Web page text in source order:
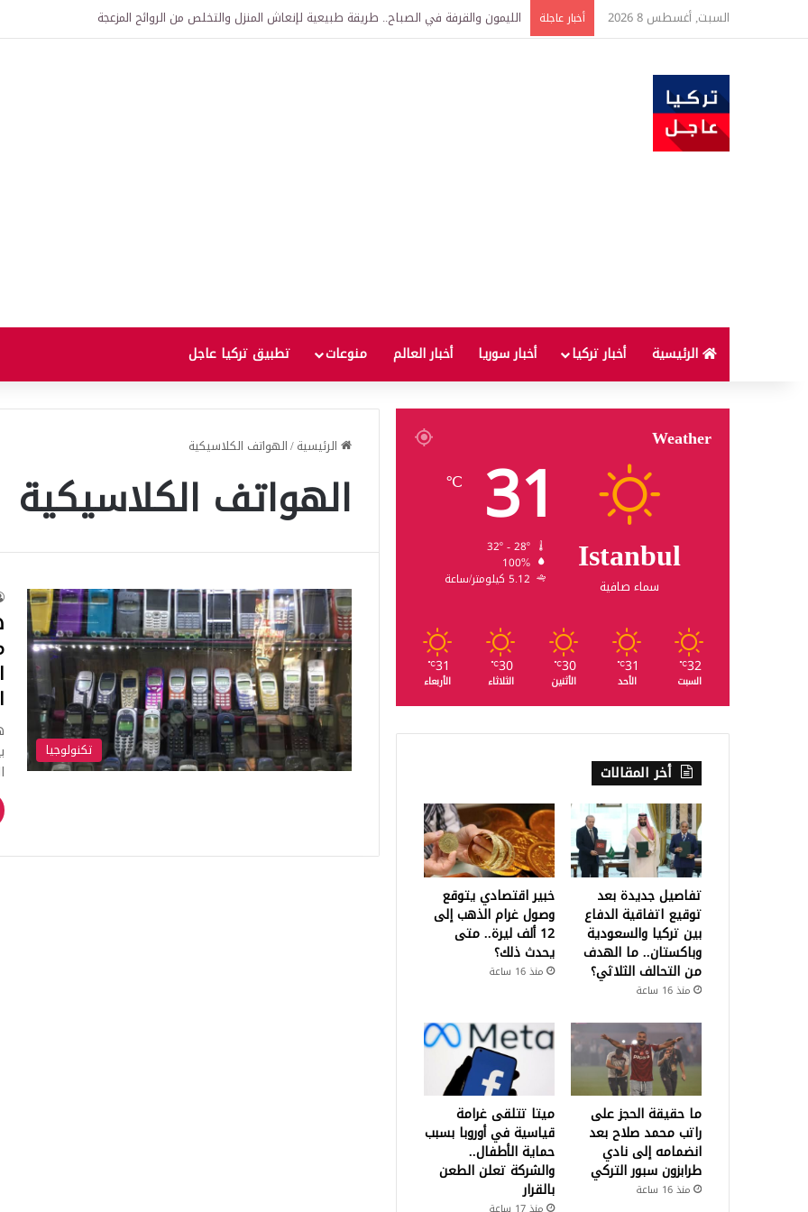
السبت, أغسطس 8 2026 أخبار عاجلة الليمون والقرفة في الصباح.. طريقة طبيعية لإنعاش المنزل والتخلص من الروائح المزعجة
الرئيسية أخبار تركيا أخبار سوريا أخبار العالم منوعات تطبيق تركيا عاجل
الرئيسية/الهواتف الكلاسيكية
الهواتف الكلاسيكية
تكنولوجيا
Weather
Istanbul
سماء صافية
31
℃
100%
5.12 كيلومتر/ساعة
32
℃
السبت
31
℃
الأحد
30
℃
الأثنين
30
℃
الثلاثاء
31
℃
الأربعاء
أخر المقالات
تفاصيل جديدة بعد
توقيع اتفاقية الدفاع
بين تركيا والسعودية
وباكستان.. ما الهدف
من التحالف الثلاثي؟
منذ 16 ساعة
خبير اقتصادي يتوقع
وصول غرام الذهب إلى
12 ألف ليرة.. متى
يحدث ذلك؟
منذ 16 ساعة
ما حقيقة الحجز على
راتب محمد صلاح بعد
انضمامه إلى نادي
طرابزون سبور التركي
منذ 16 ساعة
ميتا تتلقى غرامة
قياسية في أوروبا بسبب
حماية الأطفال..
والشركة تعلن الطعن
بالقرار